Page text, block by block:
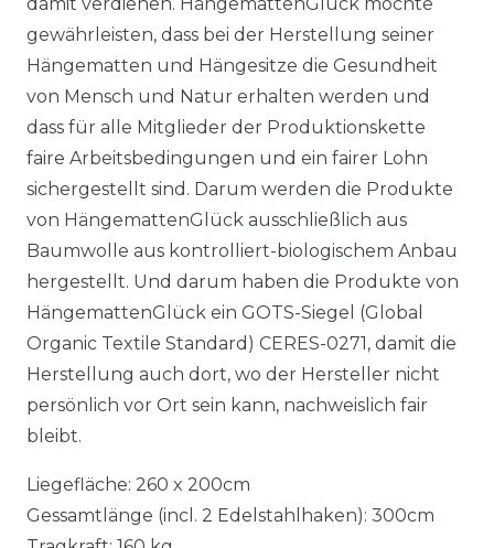
gewährleisten, dass bei der Herstellung seiner
Hängematten und Hängesitze die Gesundheit
von Mensch und Natur erhalten werden und
dass für alle Mitglieder der Produktionskette
faire Arbeitsbedingungen und ein fairer Lohn
sichergestellt sind. Darum werden die Produkte
von HängemattenGlück ausschließlich aus
Baumwolle aus kontrolliert-biologischem Anbau
hergestellt. Und darum haben die Produkte von
HängemattenGlück ein GOTS-Siegel (Global
Organic Textile Standard) CERES-0271, damit die
Herstellung auch dort, wo der Hersteller nicht
persönlich vor Ort sein kann, nachweislich fair
bleibt.
Liegefläche: 260 x 200cm
Gessamtlänge (incl. 2 Edelstahlhaken): 300cm